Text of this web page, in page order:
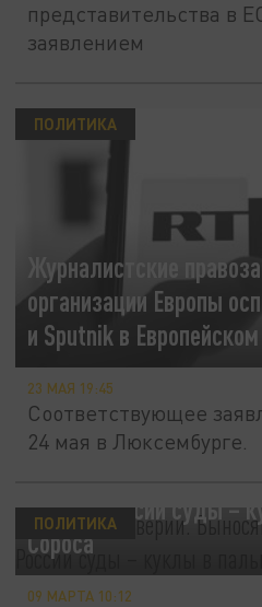
представительства в
заявлением
Журналистские
организации Европы
и Sputnik в
ПОЛИТИКА
23 МАЯ 19:45
Соответствующее
24 мая в Люксембурге.
против России суды –
Сороса
ПОЛИТИКА
09 МАРТА 10:12